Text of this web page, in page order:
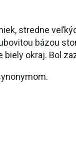
stredne
bázou
okraj. Bol